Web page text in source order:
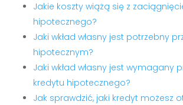
Jakie koszty wiążą się z
hipotecznego?
Jaki wkład własny jest potrzebny
hipotecznym?
Jaki wkład własny jest wymagany
kredytu hipotecznego?
Jak sprawdzić, jaki kredyt możesz